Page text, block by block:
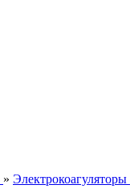
» Электрокоагуляторы